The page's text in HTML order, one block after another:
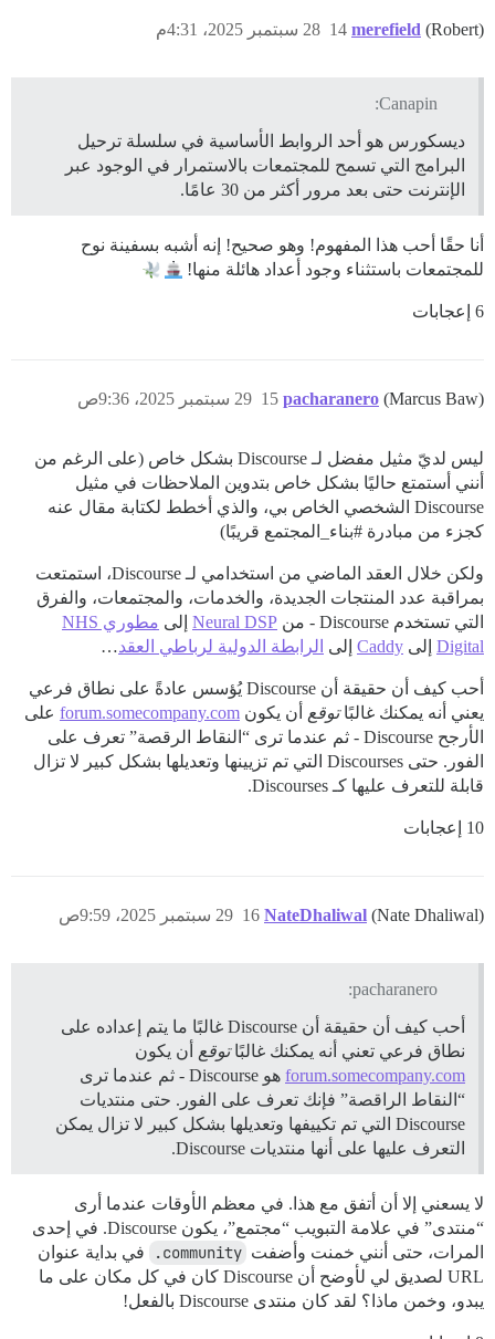
merefield (Robert) 28 سبتمبر 2025، 4:31م 14
Canapin:
ديسكورس هو أحد الروابط الأساسية في سلسلة ترحيل
البرامج التي تسمح للمجتمعات بالاستمرار في الوجود عبر
الإنترنت حتى بعد مرور أكثر من 30 عامًا.
أنا حقًا أحب هذا المفهوم! وهو صحيح! إنه أشبه بسفينة نوح
للمجتمعات باستثناء وجود أعداد هائلة منها!
6 إعجابات
pacharanero (Marcus Baw) 29 سبتمبر 2025، 9:36ص 15
ليس لديّ مثيل مفضل لـ Discourse بشكل خاص (على الرغم من
أنني أستمتع حاليًا بشكل خاص بتدوين الملاحظات في مثيل
Discourse الشخصي الخاص بي، والذي أخطط لكتابة مقال عنه
كجزء من مبادرة #بناء_المجتمع قريبًا)
ولكن خلال العقد الماضي من استخدامي لـ Discourse، استمتعت
بمراقبة عدد المنتجات الجديدة، والخدمات، والمجتمعات، والفرق
التي تستخدم Discourse - من
Neural DSP إلى
مطوري NHS
Digital إلى Caddy إلى الرابطة الدولية لرباطي العقد…
أحب كيف أن حقيقة أن Discourse يُؤسس عادةً على نطاق فرعي
يعني أنه يمكنك غالبًاتوقع أن يكون forum.somecompany.com على
الأرجح Discourse - ثم عندما ترى “النقاط الرقصة” تعرف على
الفور. حتى Discourses التي تم تزيينها وتعديلها بشكل كبير لا تزال
قابلة للتعرف عليها كـ Discourses.
10 إعجابات
NateDhaliwal (Nate Dhaliwal) 29 سبتمبر 2025، 9:59ص 16
pacharanero:
أحب كيف أن حقيقة أن Discourse غالبًا ما يتم إعداده على
نطاق فرعي تعني أنه يمكنك غالبًاتوقع أن يكون
forum.somecompany.com
هو Discourse - ثم عندما ترى
“النقاط الراقصة” فإنك تعرف على الفور. حتى منتديات
Discourse التي تم تكييفها وتعديلها بشكل كبير لا تزال يمكن
التعرف عليها على أنها منتديات Discourse.
لا يسعني إلا أن أتفق مع هذا. في معظم الأوقات عندما أرى
“منتدى” في علامة التبويب “مجتمع”، يكون Discourse. في إحدى
المرات، حتى أنني خمنت وأضفت community.
في بداية عنوان
URL لصديق لي لأوضح أن Discourse كان في كل مكان على ما
يبدو، وخمن ماذا؟ لقد كان منتدى Discourse بالفعل!